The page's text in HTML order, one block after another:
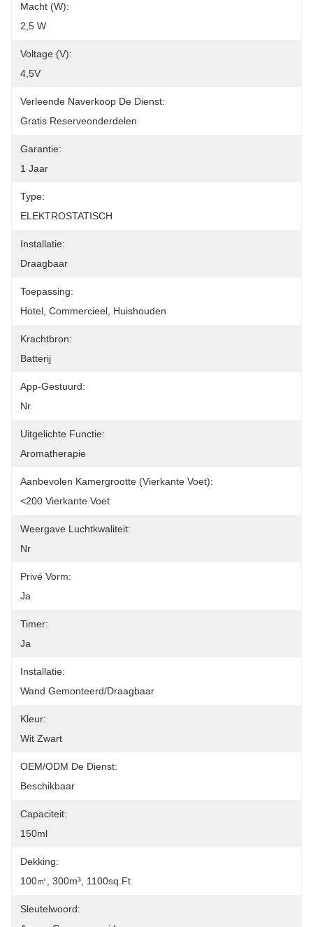
Macht (w):
2,5 W
Voltage (v):
4,5V
Verleende Naverkoop De Dienst:
Gratis Reserveonderdelen
Garantie:
1 Jaar
Type:
ELEKTROSTATISCH
Installatie:
Draagbaar
Toepassing:
Hotel, Commercieel, Huishouden
Krachtbron:
Batterij
App-Gestuurd:
Nr
Uitgelichte Functie:
Aromatherapie
Aanbevolen Kamergrootte (vierkante Voet):
<200 Vierkante Voet
Weergave Luchtkwaliteit:
Nr
Privé Vorm:
Ja
Timer:
Ja
Installatie:
Wand Gemonteerd/draagbaar
Kleur:
Wit Zwart
OEM/ODM De Dienst:
Beschikbaar
Capaciteit:
150ml
Dekking:
100㎡, 300m³, 1100sq.ft
Sleutelwoord: